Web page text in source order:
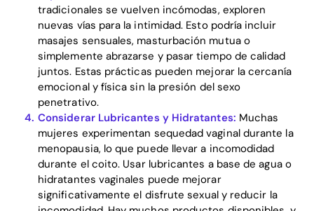
tradicionales se vuelven incómodas, exploren
nuevas vías para la intimidad. Esto podría incluir
masajes sensuales, masturbación mutua o
simplemente abrazarse y pasar tiempo de calidad
juntos. Estas prácticas pueden mejorar la cercanía
emocional y física sin la presión del sexo
penetrativo.
Considerar Lubricantes y Hidratantes: Muchas
mujeres experimentan sequedad vaginal durante la
menopausia, lo que puede llevar a incomodidad
durante el coito. Usar lubricantes a base de agua o
hidratantes vaginales puede mejorar
significativamente el disfrute sexual y reducir la